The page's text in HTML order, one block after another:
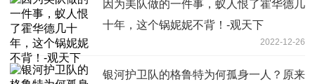
因为美队做的一件事，蚁人恨了霍华德几
十年，这个锅妮妮不背！-观天下
2022-12-26
银河护卫队的格鲁特为何孤身一人？原来